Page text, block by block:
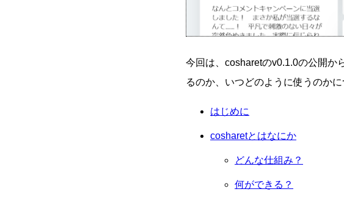
今回は、cosharetのv0.1.0の公開か
るのか、いつどのように使うのか
はじめに
cosharetとはなにか
どんな仕組み？
何ができる？